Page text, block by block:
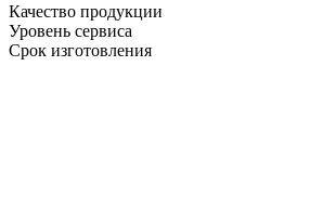
Качество продукции
Уровень сервиса
Срок изготовления